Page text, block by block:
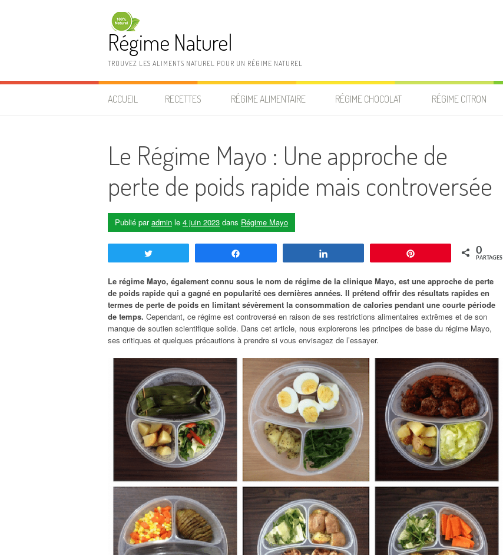
Régime Naturel
TROUVEZ LES ALIMENTS NATUREL POUR UN RÉGIME NATUREL
ACCUEIL RECETTES RÉGIME ALIMENTAIRE RÉGIME CHOCOLAT RÉGIME CITRON
Le Régime Mayo : Une approche de
perte de poids rapide mais controversée
Publié paradmin le 4 juin 2023 dans Régime Mayo
0
PARTAGES
Le régime Mayo, également connu sous le nom de régime de la clinique Mayo, est une approche de perte
de poids rapide qui a gagné en popularité ces dernières années. Il prétend offrir des résultats rapides en
termes de perte de poids en limitant sévèrement la consommation de calories pendant une courte période
de temps. Cependant, ce régime est controversé en raison de ses restrictions alimentaires extrêmes et de son
manque de soutien scientifique solide. Dans cet article, nous explorerons les principes de base du régime Mayo,
ses critiques et quelques précautions à prendre si vous envisagez de l’essayer.